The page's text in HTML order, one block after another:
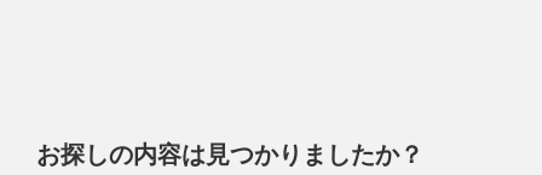
お探しの内容は見つかりましたか？